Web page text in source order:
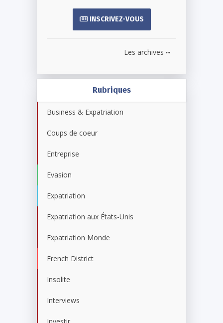
INSCRIVEZ-VOUS
Les archives ...
Rubriques
Business & Expatriation
Coups de coeur
Entreprise
Evasion
Expatriation
Expatriation aux États-Unis
Expatriation Monde
French District
Insolite
Interviews
Investir